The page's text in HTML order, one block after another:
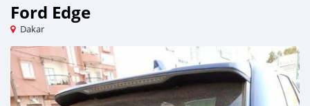
Ford Edge
Dakar